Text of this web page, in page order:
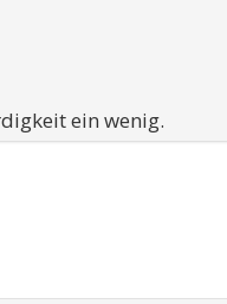
ein wenig.